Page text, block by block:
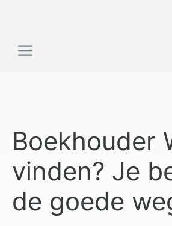
inhoudMenu
Boekhouder
vinden? Je
de goede